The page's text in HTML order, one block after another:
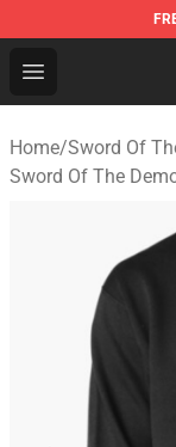
Open menu
Sword Of
Home/Sword Of
Sword Of The